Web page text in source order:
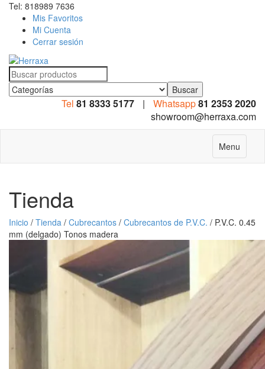
Tel: 818989 7636
Mis Favoritos
Mi Cuenta
Cerrar sesión
Search
for:
Tel 81 8333 5177 | Whatsapp81 2353 2020
showroom@herraxa.com
Menu
Tienda
Inicio / Tienda / Cubrecantos / Cubrecantos de P.V.C. / P.V.C. 0.45
mm (delgado) Tonos madera